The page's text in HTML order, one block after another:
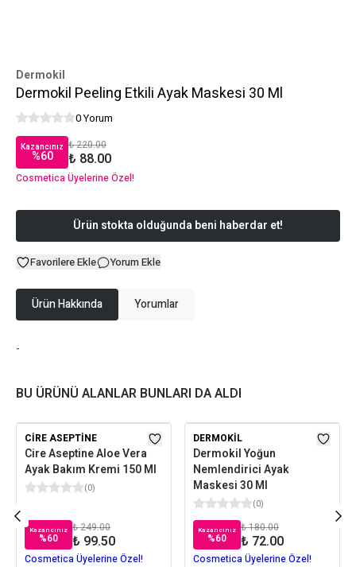
Dermokil
Dermokil Peeling Etkili Ayak Maskesi 30 Ml
0 Yorum
Kazancınız
%60
₺ 220.00
₺ 88.00
Cosmetica Üyelerine Özel!
Ürün stokta olduğunda beni haberdar et!
Favorilere Ekle Yorum Ekle
Ürün Hakkında Yorumlar
-
BU ÜRÜNÜ ALANLAR BUNLARI DA ALDI
CIRE ASEPTINE
Cire Aseptine Aloe Vera
Ayak Bakım Kremi 150 Ml
(0)
Kazancınız
%60
₺ 249.00
₺ 99.50
Cosmetica Üyelerine Özel!
DERMOKIL
Dermokil Yoğun
Nemlendirici Ayak
Maskesi 30 Ml
(0)
Kazancınız
%60
₺ 180.00
₺ 72.00
Cosmetica Üyelerine Özel!